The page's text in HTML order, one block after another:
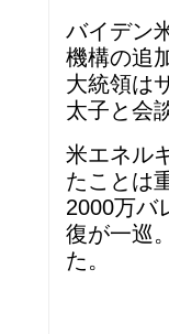
バイデン
機構の追
大統領は
太子と会
米エネル
たことは
2000万バ
復が一巡
た。